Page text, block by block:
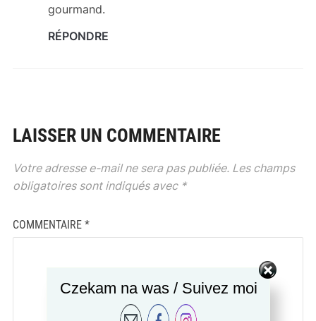
gourmand.
RÉPONDRE
LAISSER UN COMMENTAIRE
Votre adresse e-mail ne sera pas publiée. Les champs
obligatoires sont indiqués avec *
COMMENTAIRE *
Czekam na was / Suivez moi